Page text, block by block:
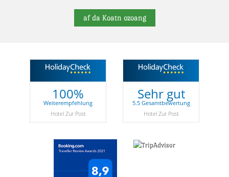
af da Koatn ozoang
100%
Weiterempfehlung
Hotel Zur Post
Sehr gut
5.5 Gesamtbewertung
Hotel Zur Post